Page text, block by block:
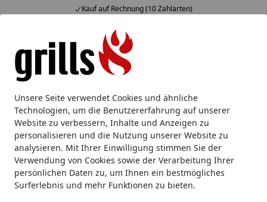
Unsere Seite verwendet Cookies und ähnliche
Technologien, um die Benutzererfahrung auf unserer
Website zu verbessern, Inhalte und Anzeigen zu
personalisieren und die Nutzung unserer Website zu
analysieren. Mit Ihrer Einwilligung stimmen Sie der
Verwendung von Cookies sowie der Verarbeitung Ihrer
persönlichen Daten zu, um Ihnen ein bestmögliches
Surferlebnis und mehr Funktionen zu bieten.
Kauf auf Rechnung (10 Zahlarten)
Alle Produkte
Mein Konto
Suchen
Startseite
Welche Vorteile können mithilfe der Schwarzwaldtanne
Welche Vorteile können mithilfe der
Schwarzwaldtanne freigeschaltet
werden?
Teilnahme am exklusiven Gewinnspiel: